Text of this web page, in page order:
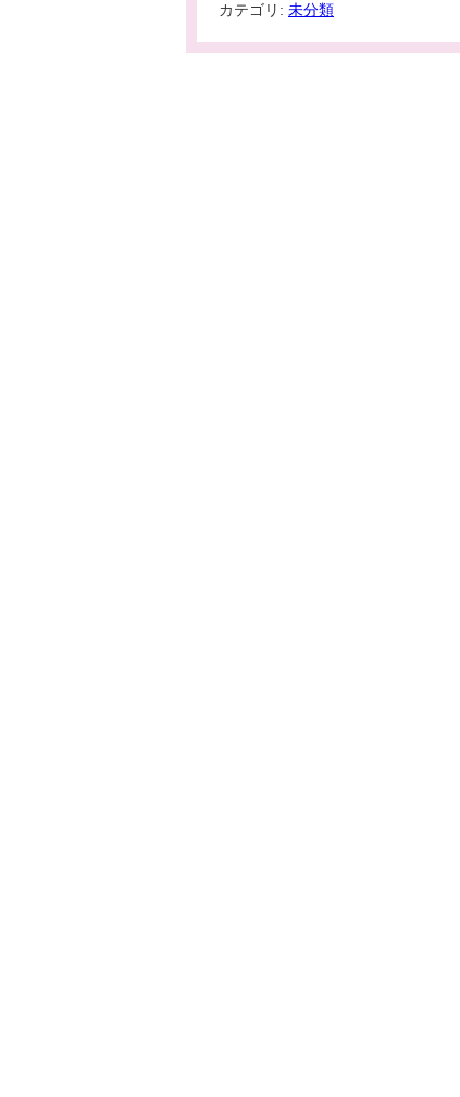
カテゴリ: 未分類